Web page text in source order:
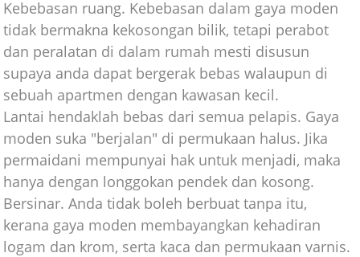
Kebebasan ruang. Kebebasan dalam gaya moden
tidak bermakna kekosongan bilik, tetapi perabot
dan peralatan di dalam rumah mesti disusun
supaya anda dapat bergerak bebas walaupun di
sebuah apartmen dengan kawasan kecil.
Lantai hendaklah bebas dari semua pelapis. Gaya
moden suka "berjalan" di permukaan halus. Jika
permaidani mempunyai hak untuk menjadi, maka
hanya dengan longgokan pendek dan kosong.
Bersinar. Anda tidak boleh berbuat tanpa itu,
kerana gaya moden membayangkan kehadiran
logam dan krom, serta kaca dan permukaan varnis.